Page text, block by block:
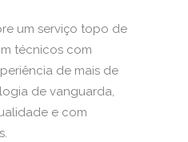
um serviço topo de
técnicos com
de mais de
de vanguarda,
e com